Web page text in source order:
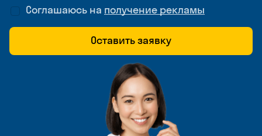
Соглашаюсь на получение рекламы
Оставить заявку